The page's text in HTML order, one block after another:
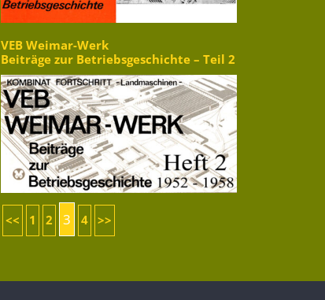
VEB Weimar-Werk
Beiträge zur Betriebsgeschichte – Teil 2
<< 1 2 3 4 >>